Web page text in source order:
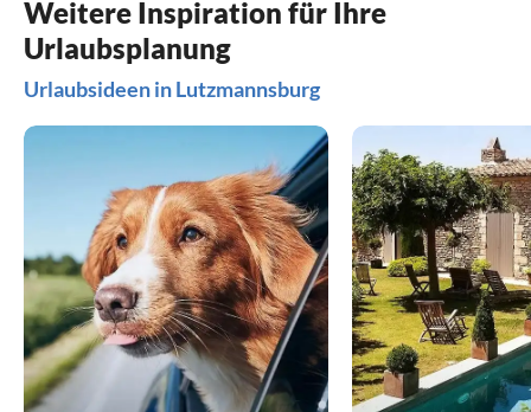
Weitere Inspiration für Ihre
Urlaubsplanung
Urlaubsideen in Lutzmannsburg